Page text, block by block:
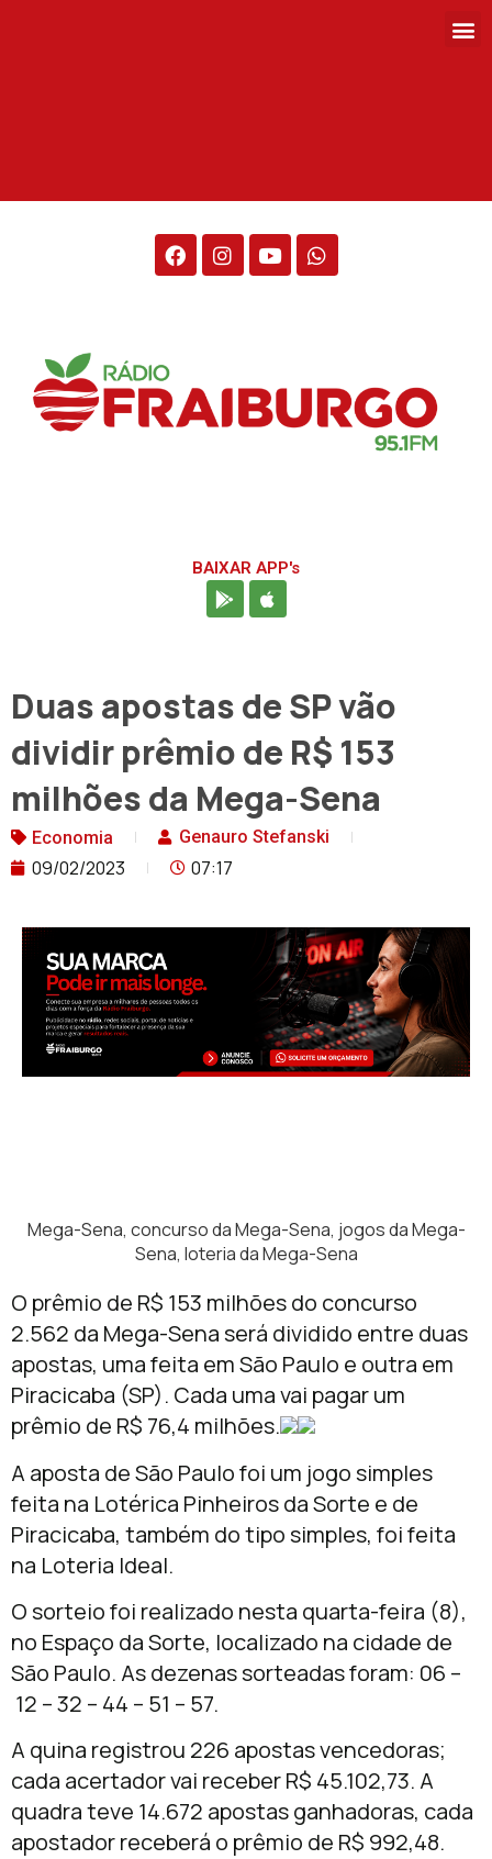
BAIXAR APP's
Duas apostas de SP vão
dividir prêmio de R$ 153
milhões da Mega-Sena
Economia Genauro Stefanski
09/02/2023 07:17
Mega-Sena, concurso da Mega-Sena, jogos da Mega-
Sena, loteria da Mega-Sena
O prêmio de R$ 153 milhões do concurso
2.562 da Mega-Sena será dividido entre duas
apostas, uma feita em São Paulo e outra em
Piracicaba (SP). Cada uma vai pagar um
prêmio de R$ 76,4 milhões.
A aposta de São Paulo foi um jogo simples
feita na Lotérica Pinheiros da Sorte e de
Piracicaba, também do tipo simples, foi feita
na Loteria Ideal.
O sorteio foi realizado nesta quarta-feira (8),
no Espaço da Sorte, localizado na cidade de
São Paulo. As dezenas sorteadas foram: 06 –
12 – 32 – 44 – 51 – 57.
A quina registrou 226 apostas vencedoras;
cada acertador vai receber R$ 45.102,73. A
quadra teve 14.672 apostas ganhadoras, cada
apostador receberá o prêmio de R$ 992,48.